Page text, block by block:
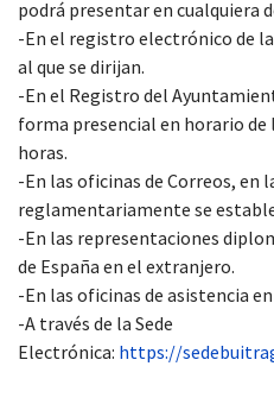
podrá presentar en cualquiera
-En el registro electrónico de
al que se dirijan.
-En el Registro del
forma presencial en horario de
horas.
-En las oficinas de Correos, en
reglamentariamente se
-En las representaciones
de España en el extranjero.
-En las oficinas de asistencia
-A través de la Sede
Electrónica: https://